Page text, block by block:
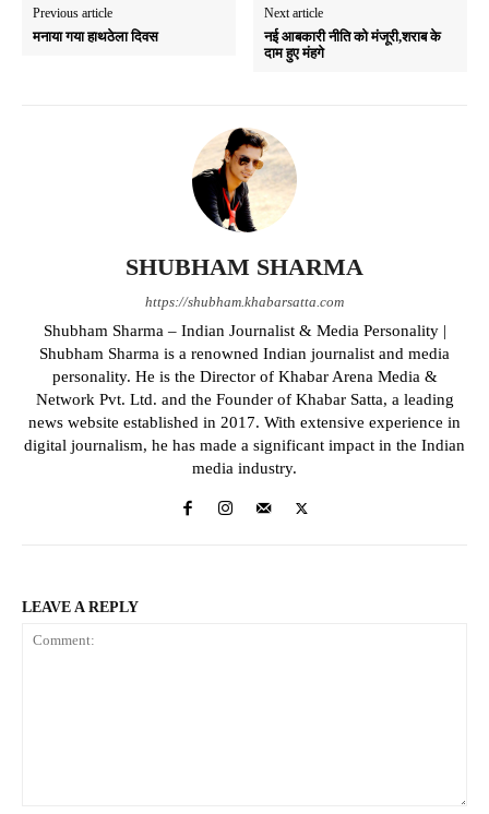
Previous article
मनाया गया हाथठेला दिवस
Next article
नई आबकारी नीति को मंजूरी,शराब के
दाम हुए मंहगे
SHUBHAM SHARMA
https://shubham.khabarsatta.com
Shubham Sharma – Indian Journalist & Media Personality |
Shubham Sharma is a renowned Indian journalist and media
personality. He is the Director of Khabar Arena Media &
Network Pvt. Ltd. and the Founder of Khabar Satta, a leading
news website established in 2017. With extensive experience in
digital journalism, he has made a significant impact in the Indian
media industry.
LEAVE A REPLY